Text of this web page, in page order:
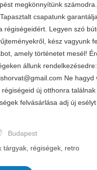
megkönnyítünk
csapatunk
régiségeidért. Legyen szó
kész vagyunk
amely történetet mesél!
állunk
Ne hagyd
új otthonra
felvásárlása adj új esélyt
Budapest
tárgyak, régiségek, retro